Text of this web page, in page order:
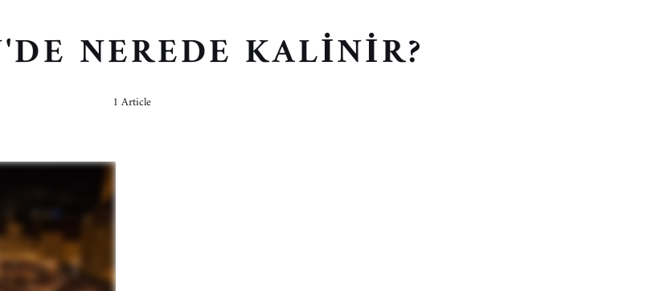
NEREDE KALINIR?
1 Article